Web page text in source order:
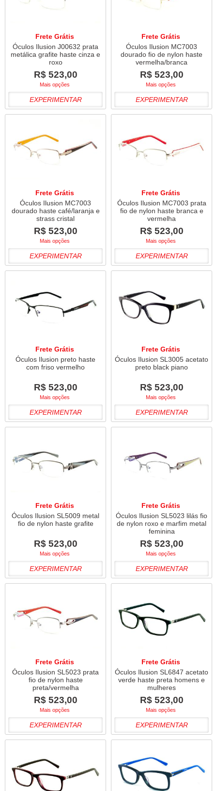
Frete Grátis
Óculos Ilusion J00632 prata
metálica grafite haste cinza e
roxo
R$ 523,00
Mais opções
EXPERIMENTAR
Frete Grátis
Óculos Ilusion MC7003
dourado fio de nylon haste
vermelha/branca
R$ 523,00
Mais opções
EXPERIMENTAR
Frete Grátis
Óculos Ilusion MC7003
dourado haste café/laranja e
strass cristal
R$ 523,00
Mais opções
EXPERIMENTAR
Frete Grátis
Óculos Ilusion MC7003 prata
fio de nylon haste branca e
vermelha
R$ 523,00
Mais opções
EXPERIMENTAR
Frete Grátis
Óculos Ilusion preto haste
com friso vermelho
R$ 523,00
Mais opções
EXPERIMENTAR
Frete Grátis
Óculos Ilusion SL3005 acetato
preto black piano
R$ 523,00
Mais opções
EXPERIMENTAR
Frete Grátis
Óculos Ilusion SL5009 metal
fio de nylon haste grafite
R$ 523,00
Mais opções
EXPERIMENTAR
Frete Grátis
Óculos Ilusion SL5023 lilás fio
de nylon roxo e marfim metal
feminina
R$ 523,00
Mais opções
EXPERIMENTAR
Frete Grátis
Óculos Ilusion SL5023 prata
fio de nylon haste
preta/vermelha
R$ 523,00
Mais opções
EXPERIMENTAR
Frete Grátis
Óculos Ilusion SL6847 acetato
verde haste preta homens e
mulheres
R$ 523,00
Mais opções
EXPERIMENTAR